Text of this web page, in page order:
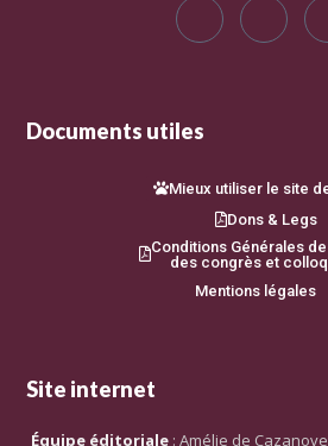
Documents utiles
Mieux utiliser le site
Dons & Legs
Conditions Générales
des congrès et
Mentions légales
Site internet
Équipe éditoriale : Amélie de